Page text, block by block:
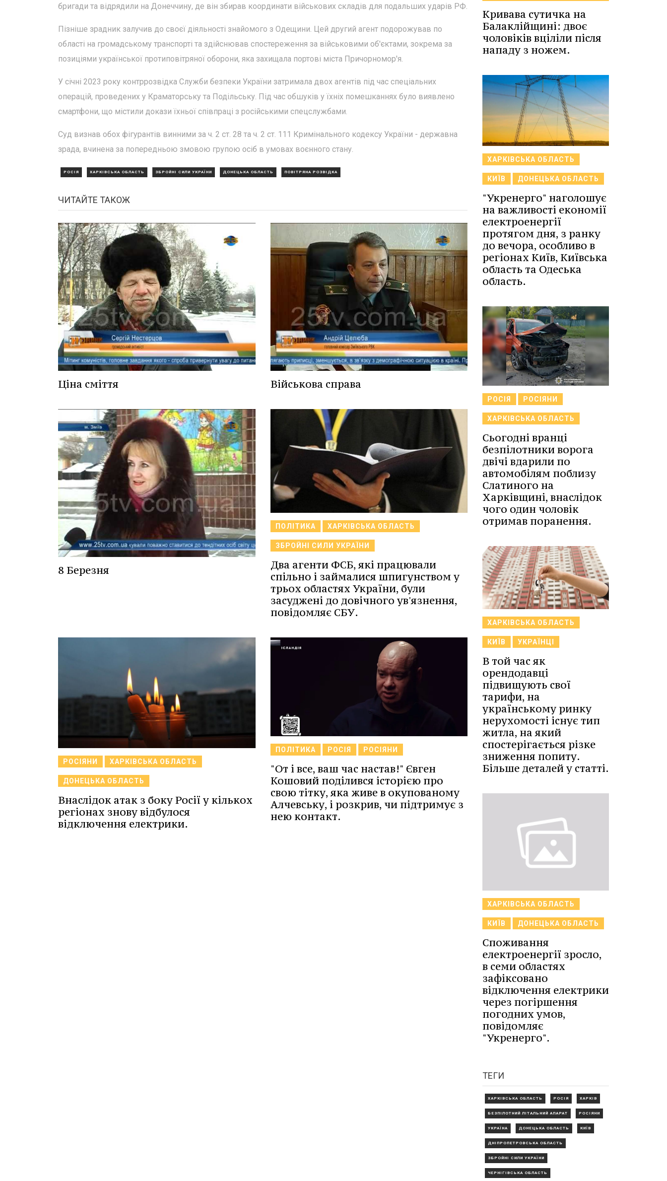
бригади та відрядили на Донеччину, де він збирав координати військових складів для подальших ударів РФ.
Пізніше зрадник залучив до своєї діяльності знайомого з Одещини. Цей другий агент подорожував по
області на громадському транспорті та здійснював спостереження за військовими об'єктами, зокрема за
позиціями української протиповітряної оборони, яка захищала портові міста Причорномор'я.
У січні 2023 року контррозвідка Служби безпеки України затримала двох агентів під час спеціальних
операцій, проведених у Краматорську та Подільську. Під час обшуків у їхніх помешканнях було виявлено
смартфони, що містили докази їхньої співпраці з російськими спецслужбами.
Суд визнав обох фігурантів винними за ч. 2 ст. 28 та ч. 2 ст. 111 Кримінального кодексу України - державна
зрада, вчинена за попередньою змовою групою осіб в умовах воєнного стану.
РОСІЯ ХАРКІВСЬКА ОБЛАСТЬ ЗБРОЙНІ СИЛИ УКРАЇНИ ДОНЕЦЬКА ОБЛАСТЬ ПОВІТРЯНА РОЗВІДКА
ЧИТАЙТЕ ТАКОЖ
Ціна сміття Військова справа
8 Березня
ПОЛІТИКА ХАРКІВСЬКА ОБЛАСТЬ
ЗБРОЙНІ СИЛИ УКРАЇНИ
Два агенти ФСБ, які працювали
спільно і займалися шпигунством у
трьох областях України, були
засуджені до довічного ув'язнення,
повідомляє СБУ.
РОСІЯНИ ХАРКІВСЬКА ОБЛАСТЬ
ДОНЕЦЬКА ОБЛАСТЬ
Внаслідок атак з боку Росії у кількох
регіонах знову відбулося
відключення електрики.
ПОЛІТИКА РОСІЯ РОСІЯНИ
"От і все, ваш час настав!" Євген
Кошовий поділився історією про
свою тітку, яка живе в окупованому
Алчевську, і розкрив, чи підтримує з
нею контакт.
Кривава сутичка на
Балаклійщині: двоє
чоловіків вціліли після
нападу з ножем.
ХАРКІВСЬКА ОБЛАСТЬ
КИЇВ ДОНЕЦЬКА ОБЛАСТЬ
"Укренерго" наголошує
на важливості економії
електроенергії
протягом дня, з ранку
до вечора, особливо в
регіонах Київ, Київська
область та Одеська
область.
РОСІЯ РОСІЯНИ
ХАРКІВСЬКА ОБЛАСТЬ
Сьогодні вранці
безпілотники ворога
двічі вдарили по
автомобілям поблизу
Слатиного на
Харківщині, внаслідок
чого один чоловік
отримав поранення.
ХАРКІВСЬКА ОБЛАСТЬ
КИЇВ УКРАЇНЦІ
В той час як
орендодавці
підвищують свої
тарифи, на
українському ринку
нерухомості існує тип
житла, на який
спостерігається різке
зниження попиту.
Більше деталей у статті.
ХАРКІВСЬКА ОБЛАСТЬ
КИЇВ ДОНЕЦЬКА ОБЛАСТЬ
Споживання
електроенергії зросло,
в семи областях
зафіксовано
відключення електрики
через погіршення
погодних умов,
повідомляє
"Укренерго".
ТЕГИ
ХАРКІВСЬКА ОБЛАСТЬ РОСІЯ ХАРКІВ
БЕЗПІЛОТНИЙ ЛІТАЛЬНИЙ АПАРАТ РОСІЯНИ
УКРАЇНА ДОНЕЦЬКА ОБЛАСТЬ КИЇВ
ДНІПРОПЕТРОВСЬКА ОБЛАСТЬ
ЗБРОЙНІ СИЛИ УКРАЇНИ
ЧЕРНІГІВСЬКА ОБЛАСТЬ